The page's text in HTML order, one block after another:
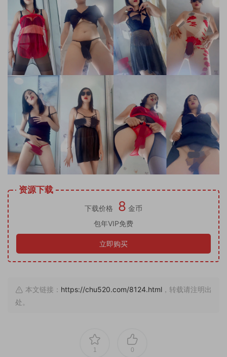
资源下载
下载价格 8 金币
包年VIP免费
立即购买
本文链接： https://chu520.com/8124.html ，转载请注明出
处。
1 0